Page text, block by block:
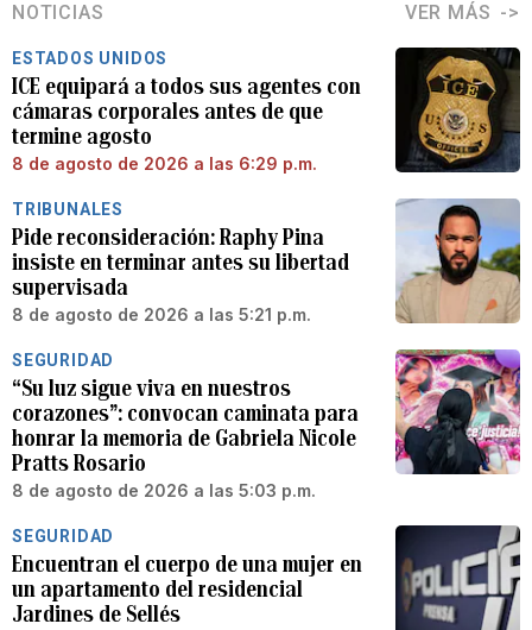
NOTICIAS VER MÁS
ESTADOS UNIDOS
ICE equipará a todos sus agentes con
cámaras corporales antes de que
termine agosto
8 de agosto de 2026 a las 6:29 p.m.
TRIBUNALES
Pide reconsideración: Raphy Pina
insiste en terminar antes su libertad
supervisada
8 de agosto de 2026 a las 5:21 p.m.
SEGURIDAD
“Su luz sigue viva en nuestros
corazones”: convocan caminata para
honrar la memoria de Gabriela Nicole
Pratts Rosario
8 de agosto de 2026 a las 5:03 p.m.
SEGURIDAD
Encuentran el cuerpo de una mujer en
un apartamento del residencial
Jardines de Sellés